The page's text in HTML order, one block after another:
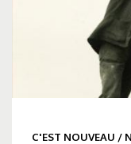
C'EST NOUVEAU /